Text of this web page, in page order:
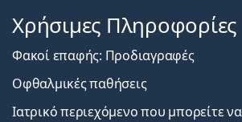
Χρήσιμες Πληροφορίες
Φακοί επαφής: Προδιαγραφές
Οφθαλμικές παθήσεις
Ιατρικό περιεχόμενο που μπορείτε